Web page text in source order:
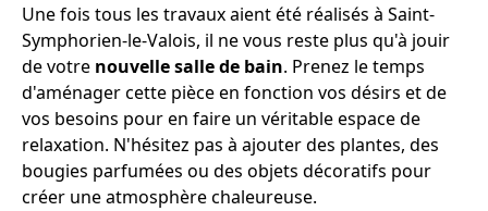
Une fois tous les travaux aient été réalisés à Saint-
Symphorien-le-Valois, il ne vous reste plus qu'à jouir
de votre nouvelle salle de bain. Prenez le temps
d'aménager cette pièce en fonction vos désirs et de
vos besoins pour en faire un véritable espace de
relaxation. N'hésitez pas à ajouter des plantes, des
bougies parfumées ou des objets décoratifs pour
créer une atmosphère chaleureuse.